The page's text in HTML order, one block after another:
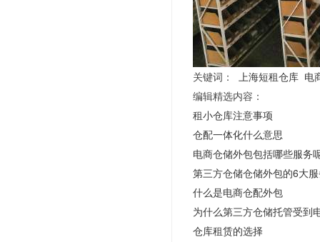
关键词： 上海短租仓库 电
编辑精选内容：
租小仓库注意事项
仓配一体化什么意思
电商仓储外包包括哪些服务
第三方仓储仓储外包的6大
什么是电商仓配外包
为什么第三方仓储托管受到
仓库租赁的选择